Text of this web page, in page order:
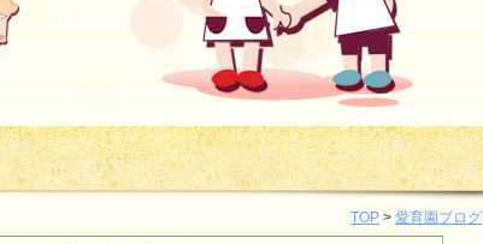
TOP > 愛育園ブログ